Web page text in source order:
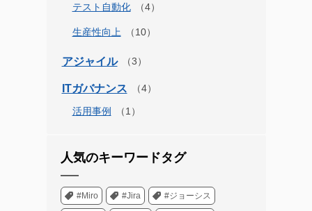
テスト自動化
生産性向上
アジャイル
ITガバナンス
活用事例
人気のキーワードタグ
#Miro #Jira #ジョーシス